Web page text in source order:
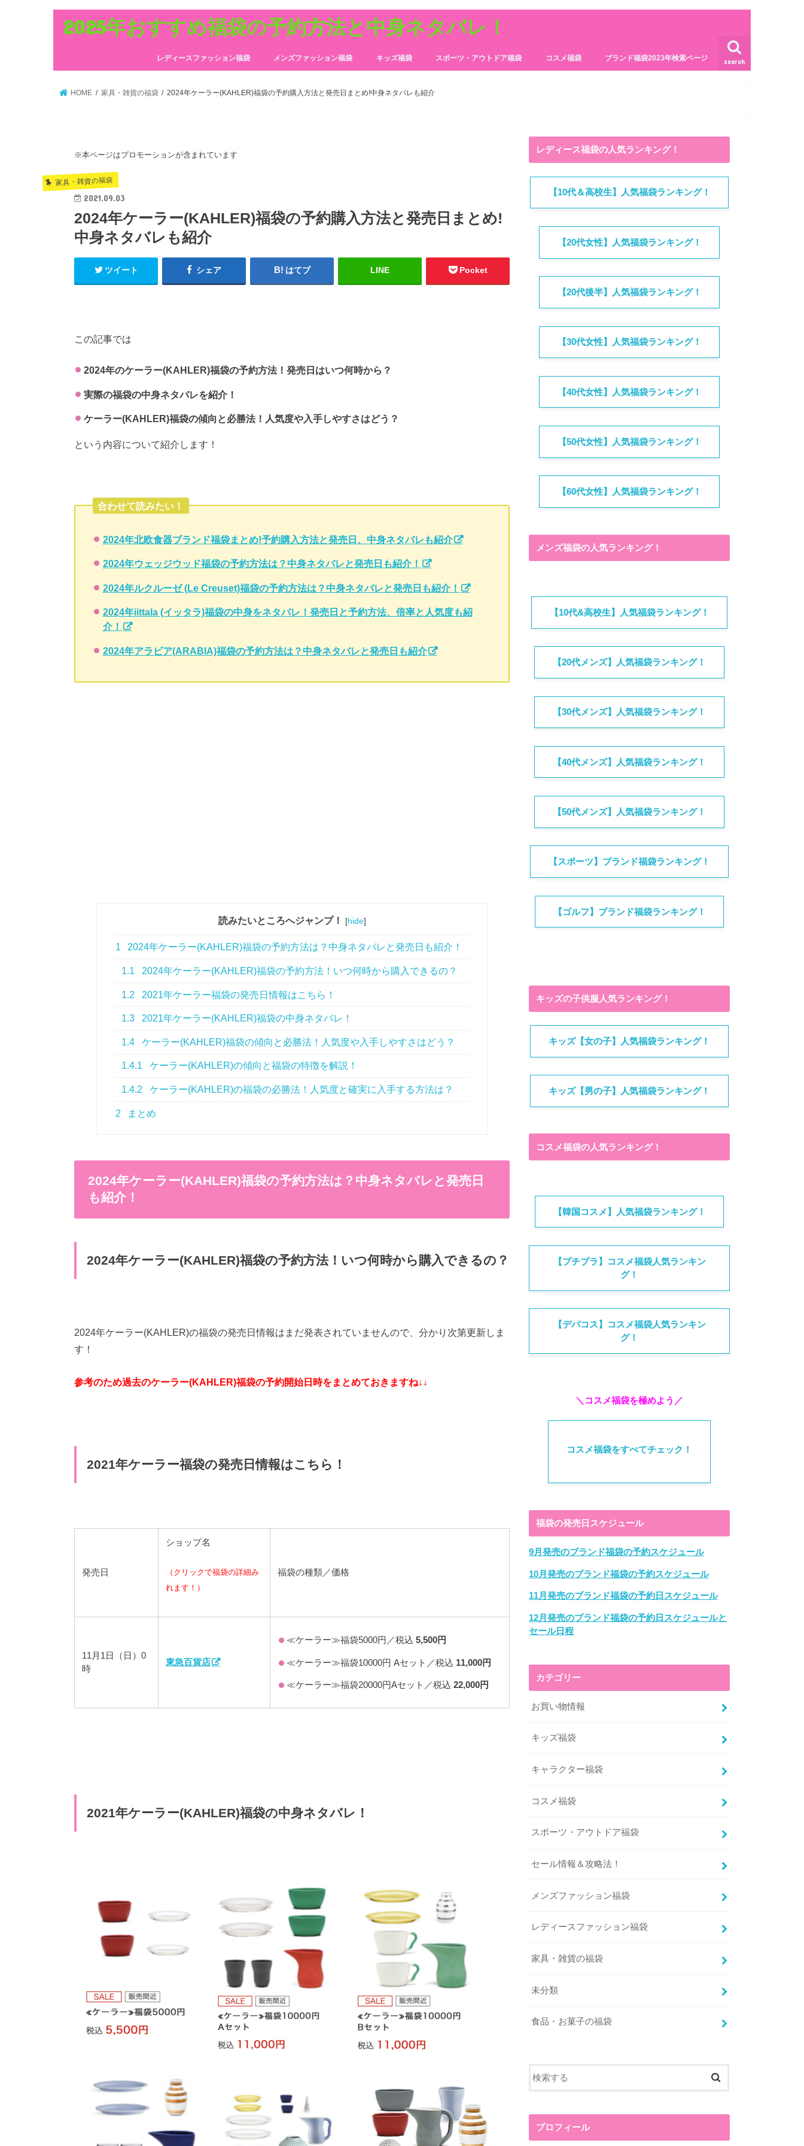
2025年おすすめ福袋の予約方法と中身ネタバレ！
search
レディースファッション福袋 メンズファッション福袋 キッズ福袋 スポーツ・アウトドア福袋 コスメ福袋 ブランド福袋2023年検索ページ
HOME 家具・雑貨の福袋 2024年ケーラー(KAHLER)福袋の予約購入方法と発売日まとめ!中身ネタバレも紹介
※本ページはプロモーションが含まれています
家具・雑貨の福袋
2021.09.03
2024年ケーラー(KAHLER)福袋の予約購入方法と発売日まとめ!
中身ネタバレも紹介
ツイート シェア はてブ LINE Pocket
この記事では
2024年のケーラー(KAHLER)福袋の予約方法！発売日はいつ何時から？
実際の福袋の中身ネタバレを紹介！
ケーラー(KAHLER)福袋の傾向と必勝法！人気度や入手しやすさはどう？
という内容について紹介します！
合わせて読みたい！
2024年北欧食器ブランド福袋まとめ!予約購入方法と発売日、中身ネタバレも紹介
2024年ウェッジウッド福袋の予約方法は？中身ネタバレと発売日も紹介！
2024年ルクルーゼ (Le Creuset)福袋の予約方法は？中身ネタバレと発売日も紹介！
2024年iittala (イッタラ)福袋の中身をネタバレ！発売日と予約方法、倍率と人気度も紹
介！
2024年アラビア(ARABIA)福袋の予約方法は？中身ネタバレと発売日も紹介
読みたいところへジャンプ！ [hide]
1 2024年ケーラー(KAHLER)福袋の予約方法は？中身ネタバレと発売日も紹介！
1.1 2024年ケーラー(KAHLER)福袋の予約方法！いつ何時から購入できるの？
1.2 2021年ケーラー福袋の発売日情報はこちら！
1.3 2021年ケーラー(KAHLER)福袋の中身ネタバレ！
1.4 ケーラー(KAHLER)福袋の傾向と必勝法！人気度や入手しやすさはどう？
1.4.1 ケーラー(KAHLER)の傾向と福袋の特徴を解説！
1.4.2 ケーラー(KAHLER)の福袋の必勝法！人気度と確実に入手する方法は？
2 まとめ
2024年ケーラー(KAHLER)福袋の予約方法は？中身ネタバレと発売日
も紹介！
2024年ケーラー(KAHLER)福袋の予約方法！いつ何時から購入できるの？
2024年ケーラー(KAHLER)の福袋の発売日情報はまだ発表されていませんので、分かり次第更新しま
す！
参考のため過去のケーラー(KAHLER)福袋の予約開始日時をまとめておきますね↓↓
2021年ケーラー福袋の発売日情報はこちら！
発売日
ショップ名
（クリックで福袋の詳細み
れます！）
福袋の種類／価格
11月1日（日）0
時
東急百貨店
≪ケーラー≫福袋5000円／税込5,500円
≪ケーラー≫福袋10000円 Aセット／税込 11,000円
≪ケーラー≫福袋20000円Aセット／税込22,000円
2021年ケーラー(KAHLER)福袋の中身ネタバレ！
レディース福袋の人気ランキング！
【10代＆高校生】人気福袋ランキング！
【20代女性】人気福袋ランキング！
【20代後半】人気福袋ランキング！
【30代女性】人気福袋ランキング！
【40代女性】人気福袋ランキング！
【50代女性】人気福袋ランキング！
【60代女性】人気福袋ランキング！
メンズ福袋の人気ランキング！
【10代&高校生】人気福袋ランキング！
【20代メンズ】人気福袋ランキング！
【30代メンズ】人気福袋ランキング！
【40代メンズ】人気福袋ランキング！
【50代メンズ】人気福袋ランキング！
【スポーツ】ブランド福袋ランキング！
【ゴルフ】ブランド福袋ランキング！
キッズの子供服人気ランキング！
キッズ【女の子】人気福袋ランキング！
キッズ【男の子】人気福袋ランキング！
コスメ福袋の人気ランキング！
【韓国コスメ】人気福袋ランキング！
【プチプラ】コスメ福袋人気ランキン
グ！
【デパコス】コスメ福袋人気ランキン
グ！
＼コスメ福袋を極めよう／
コスメ福袋をすべてチェック！
福袋の発売日スケジュール
9月発売のブランド福袋の予約スケジュール
10月発売のブランド福袋の予約スケジュール
11月発売のブランド福袋の予約日スケジュール
12月発売のブランド福袋の予約日スケジュールと
セール日程
カテゴリー
お買い物情報
キッズ福袋
キャラクター福袋
コスメ福袋
スポーツ・アウトドア福袋
セール情報＆攻略法！
メンズファッション福袋
レディースファッション福袋
家具・雑貨の福袋
未分類
食品・お菓子の福袋
プロフィール